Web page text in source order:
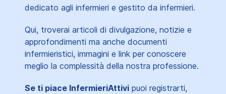
dedicato agli infermieri e gestito da infermieri.
Qui, troverai articoli di divulgazione, notizie e
approfondimenti ma anche documenti
infermieristici, immagini e link per conoscere
meglio la complessità della nostra professione.
Se ti piace InfermieriAttivi puoi registrarti,